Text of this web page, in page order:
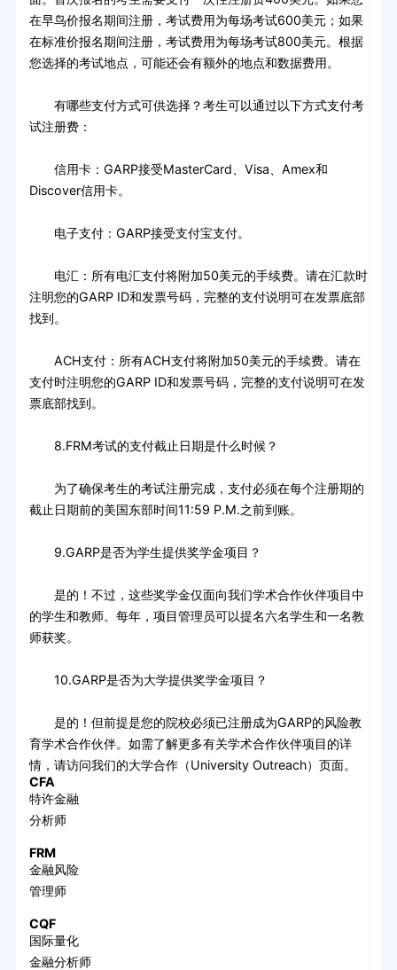
在早鸟价报名期间注册，考试费用为每场考试600美元；如果
在标准价报名期间注册，考试费用为每场考试800美元。根据
您选择的考试地点，可能还会有额外的地点和数据费用。
有哪些支付方式可供选择？考生可以通过以下方式支付考
试注册费：
信用卡：GARP接受MasterCard、Visa、Amex和
Discover信用卡。
电子支付：GARP接受支付宝支付。
电汇：所有电汇支付将附加50美元的手续费。请在汇款时
注明您的GARP ID和发票号码，完整的支付说明可在发票底部
找到。
ACH支付：所有ACH支付将附加50美元的手续费。请在
支付时注明您的GARP ID和发票号码，完整的支付说明可在发
票底部找到。
8.FRM考试的支付截止日期是什么时候？
为了确保考生的考试注册完成，支付必须在每个注册期的
截止日期前的美国东部时间11:59 P.M.之前到账。
9.GARP是否为学生提供奖学金项目？
是的！不过，这些奖学金仅面向我们学术合作伙伴项目中
的学生和教师。每年，项目管理员可以提名六名学生和一名教
师获奖。
10.GARP是否为大学提供奖学金项目？
是的！但前提是您的院校必须已注册成为GARP的风险教
育学术合作伙伴。如需了解更多有关学术合作伙伴项目的详
情，请访问我们的大学合作（University Outreach）页面。
CFA
特许金融
分析师
FRM
金融风险
管理师
CQF
国际量化
金融分析师